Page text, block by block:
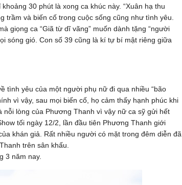
30 phút là xong ca khúc này. “Xuân hạ thu
trầm và biến cố trong cuộc sống cũng như tình yêu.
giọng ca “Giã từ dĩ vãng” muốn dành tặng “người
sóng gió. Con số 39 cũng là kí tự bí mật riêng giữa
tình yêu của một người phụ nữ đi qua nhiều “bão
vì vậy, sau mọi biến cố, họ cảm thấy hạnh phúc khi
lòng của Phương Thanh vì vậy nữ ca sỹ gửi hết
tối ngày 12/2, lần đầu tiên Phương Thanh giới
khán giả. Rất nhiều người có mặt trong đêm diễn đã
trên sân khấu.
3 năm nay.